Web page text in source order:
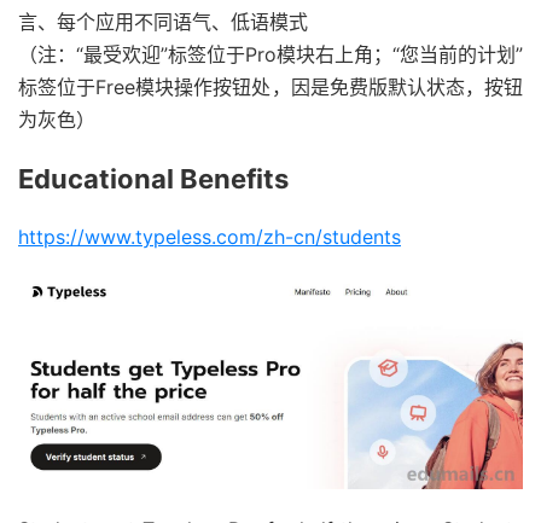
言、每个应用不同语气、低语模式
（注：“最受欢迎”标签位于Pro模块右上角；“您当前的计划”
标签位于Free模块操作按钮处，因是免费版默认状态，按钮
为灰色）
Educational Benefits
https://www.typeless.com/zh-cn/students